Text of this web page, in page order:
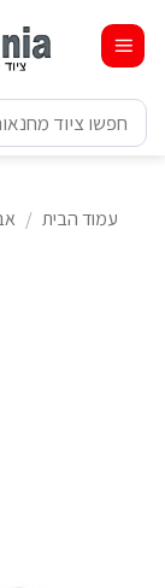
content
חיפוש
עבור:
עמוד הבית /